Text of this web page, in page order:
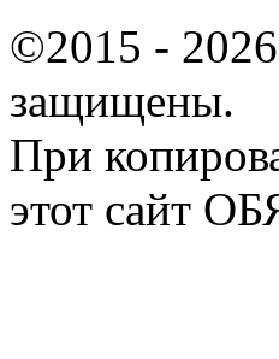
©2015 - 2026
защищены.
При
этот сайт